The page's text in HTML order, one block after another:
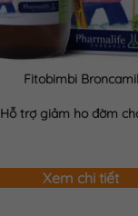
Fitobimbi Broncamil
Hỗ trợ giảm ho đờm
Xem chi tiết